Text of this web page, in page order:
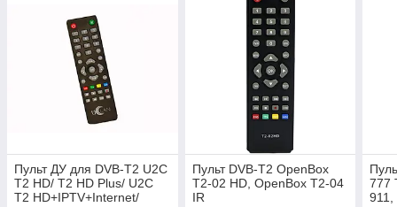
Пульт ДУ для DVB-T2 U2C
T2 HD/ T2 HD Plus/ U2C
T2 HD+IPTV+Internet/
Пульт DVB-T2 OpenBox
T2-02 HD, OpenBox T2-04
IR
777
911,